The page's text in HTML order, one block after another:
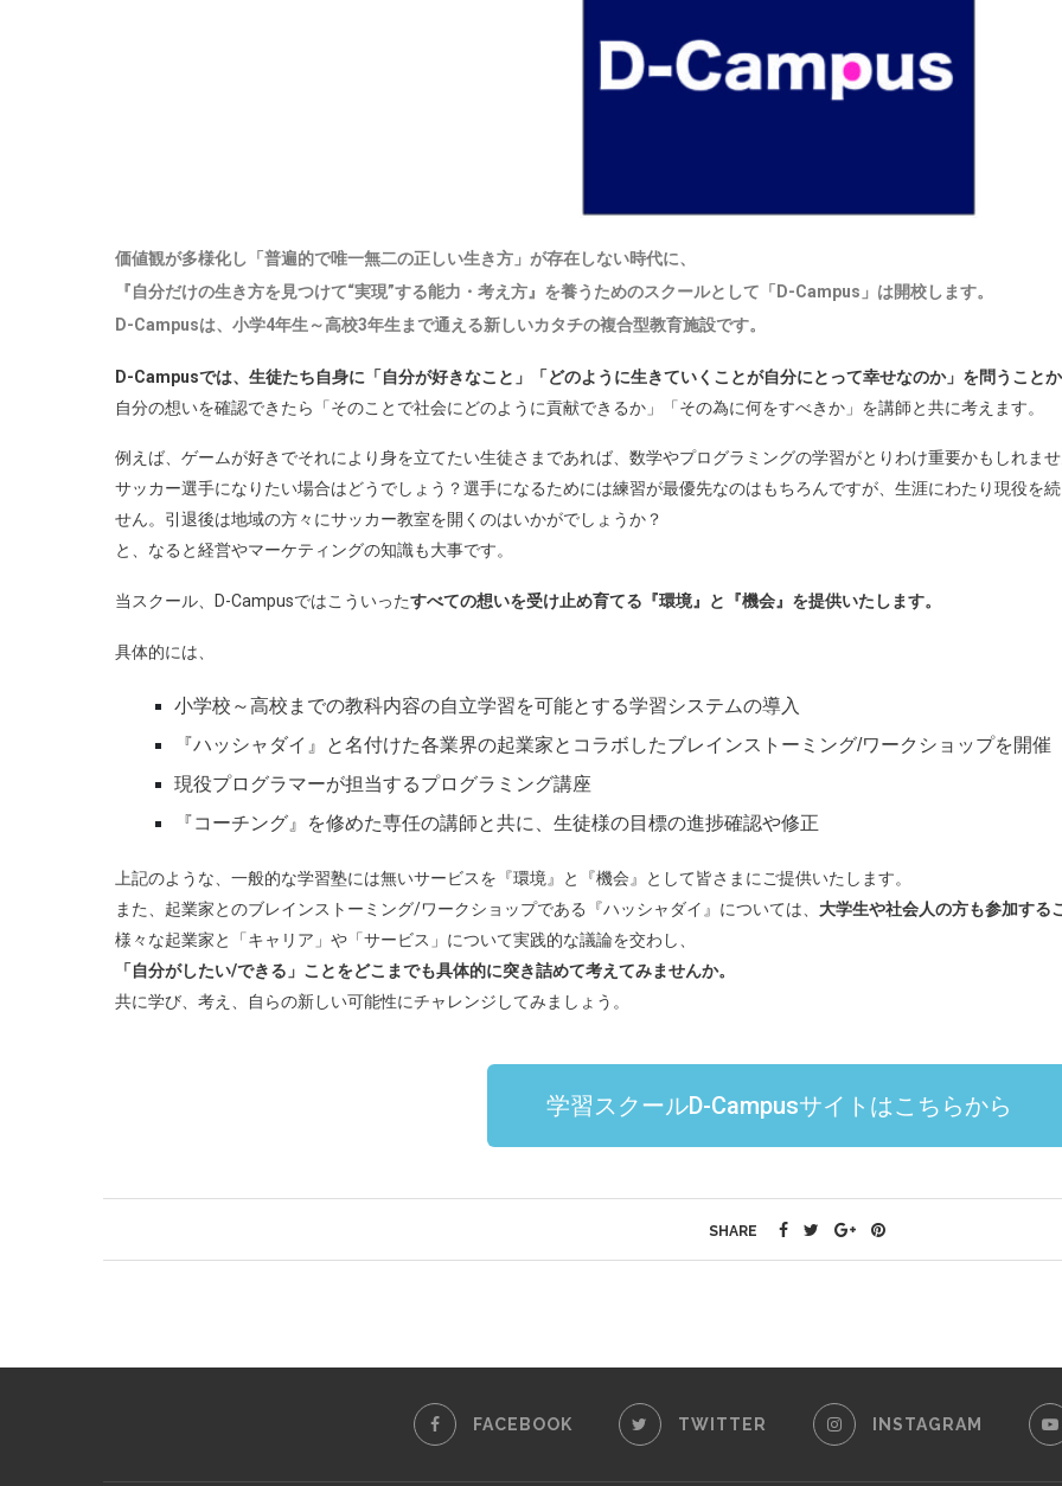
価値観が多様化し「普遍的で唯一無二の正しい生き方」が存在しない時代に、
『自分だけの生き方を見つけて“実現”する能力・考え方』 を養うためのスクールとして 「D-Campus」 は開校します。
D-Campusは、小学4年生～高校3年生まで通える新しいカタチの複合型教育施設です。
D-Campusでは、生徒たち自身に「自分が好きなこと」「どのように生きていくことが自分にとって幸せなのか」を問うことか
自分の想いを確認できたら「そのことで社会にどのように貢献できるか」「その為に何をすべきか」を講師と共に考えます。
例えば、ゲームが好きでそれにより身を立てたい生徒さまであれば、数学やプログラミングの学習がとりわけ重要かもしれませ
サッカー選手になりたい場合はどうでしょう？選手になるためには練習が最優先なのはもちろんですが、生涯にわたり現役を
せん。引退後は地域の方々にサッカー教室を開くのはいかがでしょうか？
と、なると経営やマーケティングの知識も大事です。
当スクール、D-Campusではこういったすべての想いを受け止め育てる『環境』と『機会』を提供いたします。
具体的には、
小学校～高校までの教科内容の自立学習を可能とする学習システムの導入
『ハッシャダイ』と名付けた各業界の起業家とコラボしたブレインストーミング/ワークショップを開催
現役プログラマーが担当するプログラミング講座
『コーチング』を修めた専任の講師と共に、生徒様の目標の進捗確認や修正
上記のような、一般的な学習塾には無いサービスを『環境』と『機会』として皆さまにご提供いたします。
また、起業家とのブレインストーミング/ワークショップである『ハッシャダイ』については、 大学生や社会人の方も参加する
様々な起業家と「キャリア」や「サービス」について実践的な議論を交わし、
「自分がしたい/できる」ことをどこまでも具体的に突き詰めて考えてみませんか。
共に学び、考え、自らの新しい可能性にチャレンジしてみましょう。
学習スクールD-Campusサイトはこちらから
SHARE
FACEBOOK TWITTER INSTAGRAM